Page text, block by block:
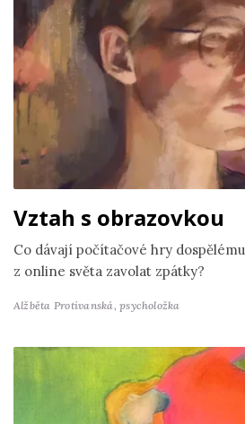
Vztah s obrazovkou
Co dávají počítačové hry
z online světa zavolat zpátky?
Alžběta Protivanská,psycholožka